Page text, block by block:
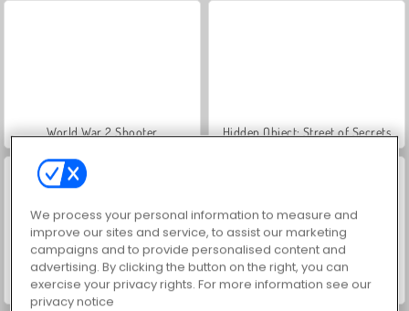
World War 2 Shooter Hidden Object: Street of Secrets
Car Parking City Duel ASMR Makeover & Makeup Studio
We process your personal information to measure and
improve our sites and service, to assist our marketing
campaigns and to provide personalised content and
advertising. By clicking the button on the right, you can
exercise your privacy rights. For more information see our
privacy notice